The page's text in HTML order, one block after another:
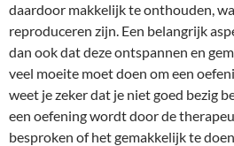
daardoor makkelijk te onthouden,
reproduceren zijn. Een belangrijk
dan ook dat deze ontspannen en
veel moeite moet doen om een
weet je zeker dat je niet goed bezig
een oefening wordt door de
besproken of het gemakkelijk te